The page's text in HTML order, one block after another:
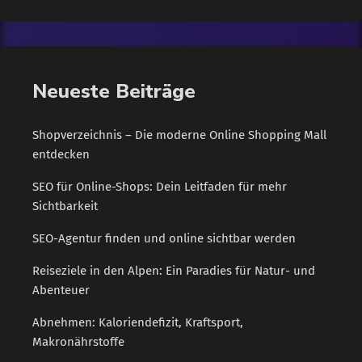
kein Zufall. Wie in einem realen Einkaufszentrum profitieren
Neueste Beiträge
Shopverzeichnis – Die moderne Online Shopping Mall
entdecken
SEO für Online-Shops: Dein Leitfaden für mehr
Sichtbarkeit
SEO-Agentur finden und online sichtbar werden
Reiseziele in den Alpen: Ein Paradies für Natur- und
Abenteuer
Abnehmen: Kaloriendefizit, Kraftsport,
Makronährstoffe